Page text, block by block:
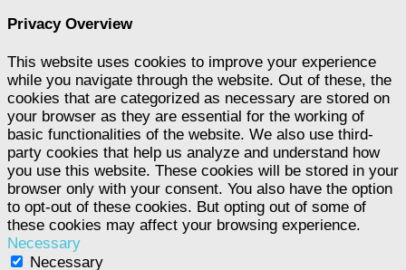
Privacy Overview
This website uses cookies to improve your experience
while you navigate through the website. Out of these, the
cookies that are categorized as necessary are stored on
your browser as they are essential for the working of
basic functionalities of the website. We also use third-
party cookies that help us analyze and understand how
you use this website. These cookies will be stored in your
browser only with your consent. You also have the option
to opt-out of these cookies. But opting out of some of
these cookies may affect your browsing experience.
Necessary
Necessary